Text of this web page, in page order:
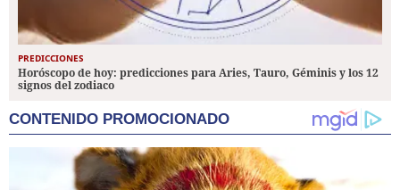
PREDICCIONES
Horóscopo de hoy: predicciones para Aries, Tauro, Géminis y los 12
signos del zodiaco
CONTENIDO PROMOCIONADO